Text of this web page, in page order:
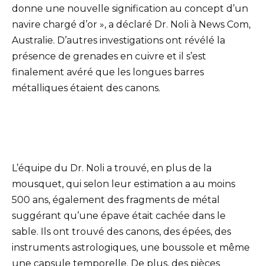
donne une nouvelle signification au concept d’un
navire chargé d’or », a déclaré Dr. Noli à News Com,
Australie. D’autres investigations ont révélé la
présence de grenades en cuivre et il s’est
finalement avéré que les longues barres
métalliques étaient des canons.
L’équipe du Dr. Noli a trouvé, en plus de la
mousquet, qui selon leur estimation a au moins
500 ans, également des fragments de métal
suggérant qu’une épave était cachée dans le
sable. Ils ont trouvé des canons, des épées, des
instruments astrologiques, une boussole et même
une capsule temporelle. De plus, des pièces